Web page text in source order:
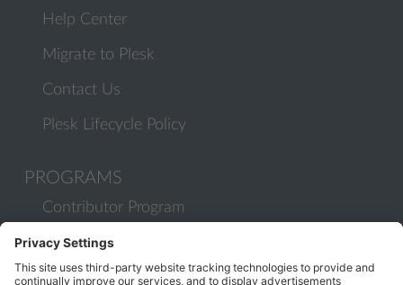
Help Center
Migrate to Plesk
Contact Us
Plesk Lifecycle Policy
PROGRAMS
Contributor Program
Partner Program